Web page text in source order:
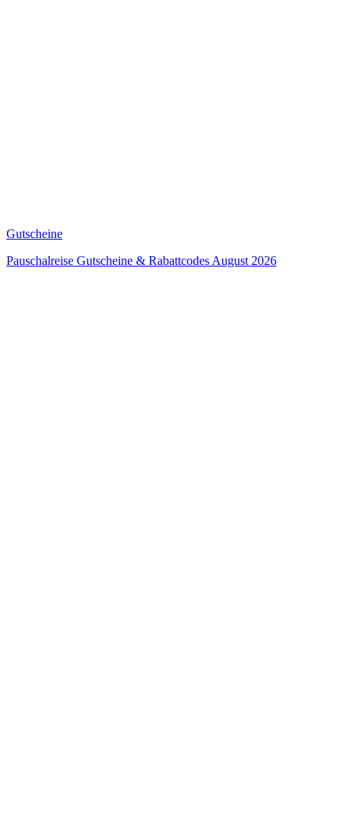
Gutscheine
Pauschalreise Gutscheine & Rabattcodes August 2026